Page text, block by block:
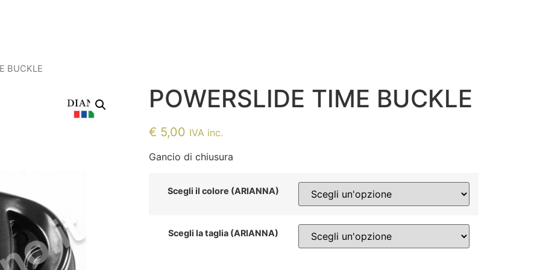
BUCKLE
POWERSLIDE TIME BUCKLE
€ 5,00 IVA inc.
Gancio di chiusura
Scegli il colore (ARIANNA)
Scegli la taglia (ARIANNA)